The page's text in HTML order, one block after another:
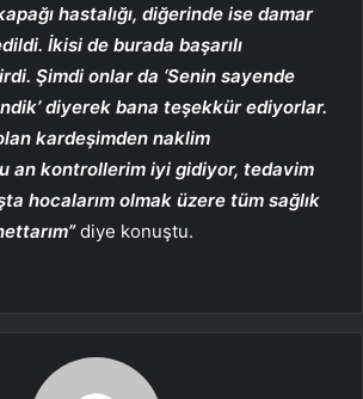
hastalığı, diğerinde ise damar
İkisi de burada başarılı
Şimdi onlar da ‘Senin sayende
diyerek bana teşekkür ediyorlar.
kardeşimden naklim
an kontrollerim iyi gidiyor, tedavim
hocalarım olmak üzere tüm sağlık
diye konuştu.